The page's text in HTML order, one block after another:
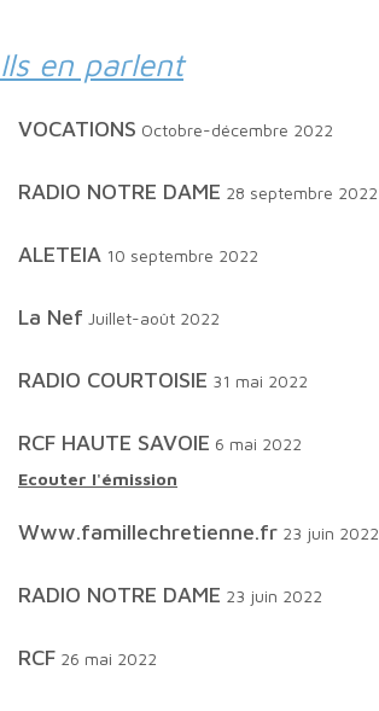
Ils en parlent
VOCATIONS Octobre-décembre 2022
RADIO NOTRE DAME 28 septembre 2022
ALETEIA 10 septembre 2022
La Nef Juillet-août 2022
RADIO COURTOISIE 31 mai 2022
RCF HAUTE SAVOIE 6 mai 2022
Ecouter l'émission
www.famillechretienne.fr 23 juin 2022
RADIO NOTRE DAME 23 juin 2022
RCF 26 mai 2022